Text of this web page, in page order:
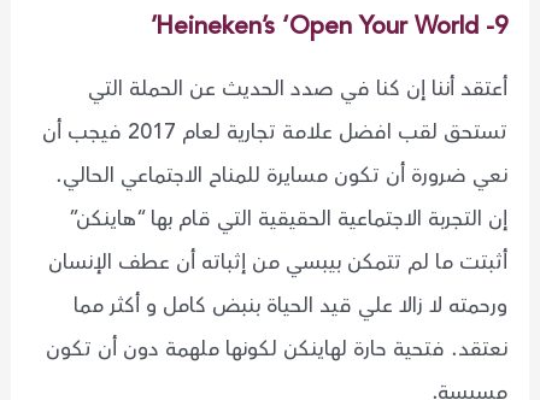
9- Heineken’s ‘Open Your World’
أعتقد أننا إن كنا في صدد الحديث عن الحملة التي
تستحق لقب افضل علامة تجارية لعام 2017 فيجب أن
نعي ضرورة أن تكون مسايرة للمناح الاجتماعي الحالي.
إن التجربة الاجتماعية الحقيقية التي قام بها “هاينكن”
أثبتت ما لم تتمكن بيبسي من إثباته أن عطف الإنسان
ورحمته لا زالا علي قيد الحياة بنبض كامل و أكثر مما
نعتقد. فتحية حارة لهاينكن لكونها ملهمة دون أن تكون
مسيسة.